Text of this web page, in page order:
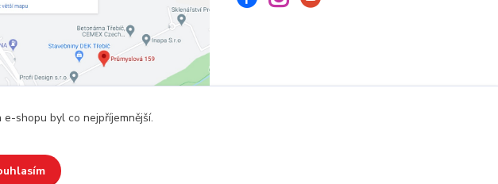
shopu byl co nejpříjemnější.